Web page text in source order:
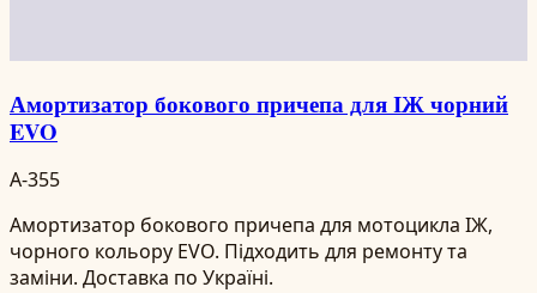
Амортизатор бокового причепа для ІЖ чорний
EVO
A-355
Амортизатор бокового причепа для мотоцикла ІЖ,
чорного кольору EVO. Підходить для ремонту та
заміни. Доставка по Україні.